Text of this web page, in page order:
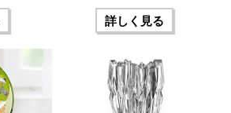
詳しく見る